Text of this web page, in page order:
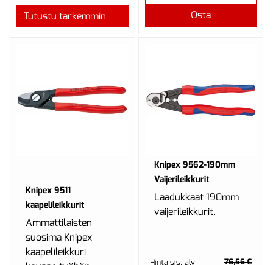
Tutustu tarkemmin Osta
Knipex 9511
kaapelileikkurit
Ammattilaisten
suosima Knipex
kaapelileikkuri
Knipex 9562-190mm
Vaijerileikkurit
Laadukkaat 190mm
vaijerileikkurit.
Hinta sis. alv
76,56 €